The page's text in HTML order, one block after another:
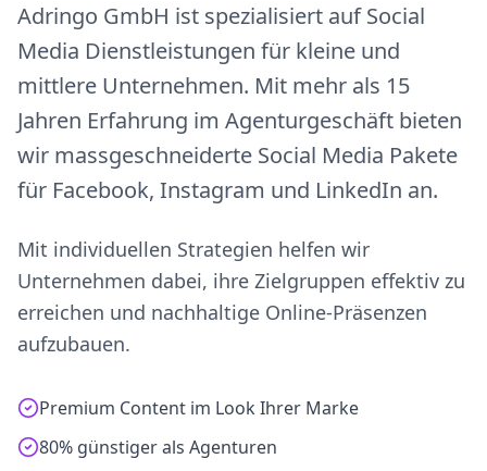
Adringo GmbH ist spezialisiert auf Social
Media Dienstleistungen für kleine und
mittlere Unternehmen. Mit mehr als 15
Jahren Erfahrung im Agenturgeschäft bieten
wir massgeschneiderte Social Media Pakete
für Facebook, Instagram und LinkedIn an.
Mit individuellen Strategien helfen wir
Unternehmen dabei, ihre Zielgruppen effektiv zu
erreichen und nachhaltige Online-Präsenzen
aufzubauen.
Premium Content im Look Ihrer Marke
80% günstiger als Agenturen